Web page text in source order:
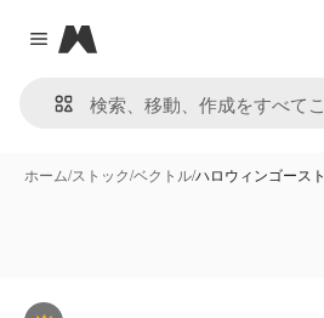
Close menu
Magnific
ホーム/ストック/ベクトル/ハロウィンゴースト